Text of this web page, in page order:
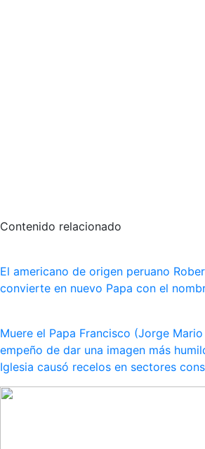
Contenido relacionado
El americano de origen peruano
convierte en nuevo Papa con el
Muere el Papa Francisco (Jorge
empeño de dar una imagen más
Iglesia causó recelos en sectores